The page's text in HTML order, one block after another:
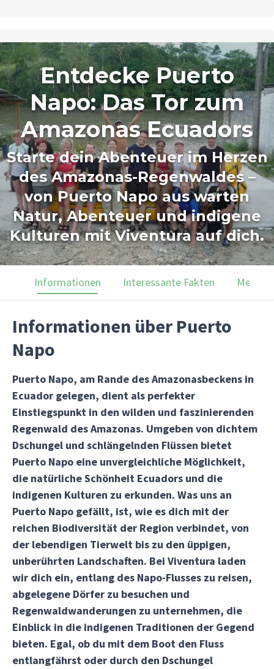
Entdecke Puerto
Napo: Das Tor zum
Amazonas Ecuadors
Starte dein Abenteuer im Herzen
des Amazonas-Regenwaldes –
von Puerto Napo aus warten
Natur, Abenteuer und indigene
Kulturen mit Viventura auf dich.
Informationen Interessante Fakten
Informationen über Puerto
Napo
Puerto Napo, am Rande des Amazonasbeckens in
Ecuador gelegen, dient als perfekter
Einstiegspunkt in den wilden und faszinierenden
Regenwald des Amazonas. Umgeben von dichtem
Dschungel und schlängelnden Flüssen bietet
Puerto Napo eine unvergleichliche Möglichkeit,
die natürliche Schönheit Ecuadors und die
indigenen Kulturen zu erkunden. Was uns an
Puerto Napo gefällt, ist, wie es dich mit der
reichen Biodiversität der Region verbindet, von
der lebendigen Tierwelt bis zu den üppigen,
unberührten Landschaften. Bei Viventura laden
wir dich ein, entlang des Napo-Flusses zu reisen,
abgelegene Dörfer zu besuchen und
Regenwaldwanderungen zu unternehmen, die
Einblick in die indigenen Traditionen der Gegend
bieten. Egal, ob du mit dem Boot den Fluss
entlangfährst oder durch den Dschungel